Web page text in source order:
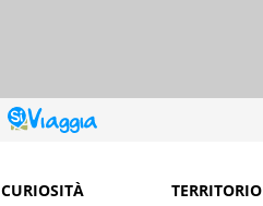
CURIOSITÀ
TERRITORIO